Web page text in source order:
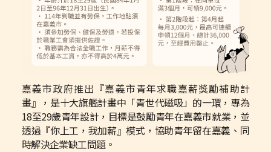
嘉義市政府推出『嘉義市青年求職嘉薪獎勵補助計
畫』，是十大旗艦計畫中「青世代磁吸」的一環，專為
18至29歲青年設計，目標是鼓勵青年在嘉義市就業，並
透過『你上工，我加薪』模式，協助青年留在嘉義、同
時解決企業缺工問題。